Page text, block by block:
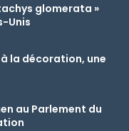
glomerata »
Unis
à la décoration, une
au Parlement du